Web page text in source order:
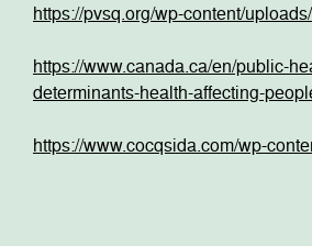
https://pvsq.org/wp-content/
https://www.canada.ca/en/public-
determinants-health-affecting-
https://www.cocqsida.com/wp-